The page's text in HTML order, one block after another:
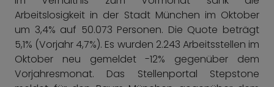
Arbeitslosigkeit in der Stadt München im Oktober
um 3,4% auf 50.073 Personen. Die Quote beträgt
5,1% (Vorjahr 4,7%). Es wurden 2.243 Arbeitsstellen im
Oktober neu gemeldet -12% gegenüber dem
Vorjahresmonat. Das Stellenportal Stepstone